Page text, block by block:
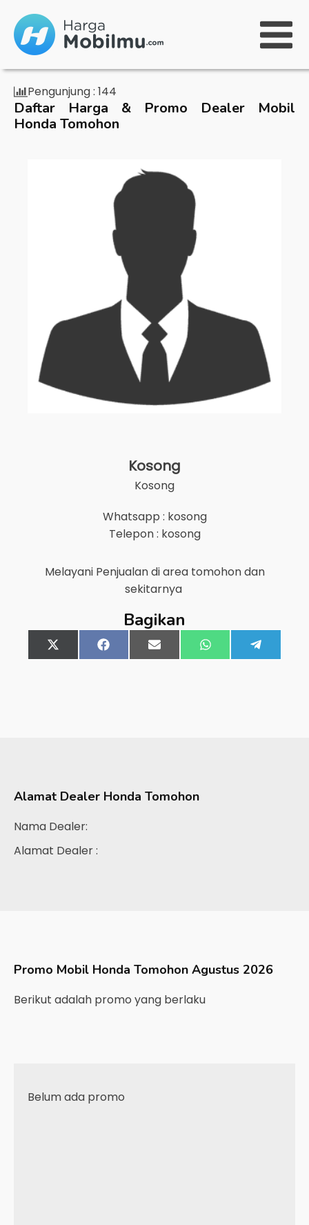
Pengunjung : 144
Daftar Harga & Promo Dealer Mobil
Honda Tomohon
Kosong
Kosong
Whatsapp : kosong
Telepon : kosong
Melayani Penjualan di area tomohondan
sekitarnya
Bagikan
Share
on
X
(Twitter)
Share
on
FacebookShare
on
Email Share
on
WhatsApp
on
Alamat Dealer Honda Tomohon
Nama Dealer:
Alamat Dealer :
Promo Mobil Honda Tomohon Agustus 2026
Berikut adalah promo yang berlaku
Belum ada promo